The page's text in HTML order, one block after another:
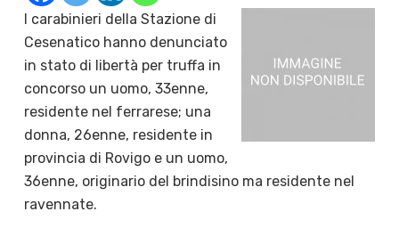
I carabinieri della Stazione di
Cesenatico hanno denunciato
in stato di libertà per truffa in
concorso un uomo, 33enne,
residente nel ferrarese; una
donna, 26enne, residente in
provincia di Rovigo e un uomo,
36enne, originario del brindisino ma residente nel
ravennate.